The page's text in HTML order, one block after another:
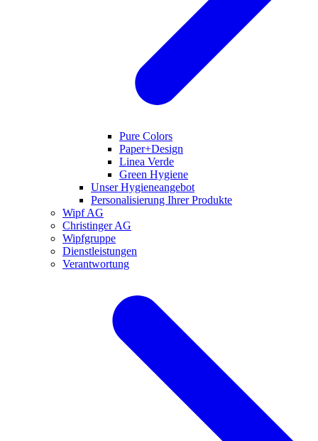
Pure Colors
Paper+Design
Linea Verde
Green Hygiene
Unser Hygieneangebot
Personalisierung Ihrer Produkte
Wipf AG
Christinger AG
Wipfgruppe
Dienstleistungen
Verantwortung